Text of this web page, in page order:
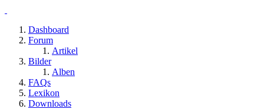
Dashboard
Forum
Artikel
Bilder
Alben
FAQs
Lexikon
Downloads